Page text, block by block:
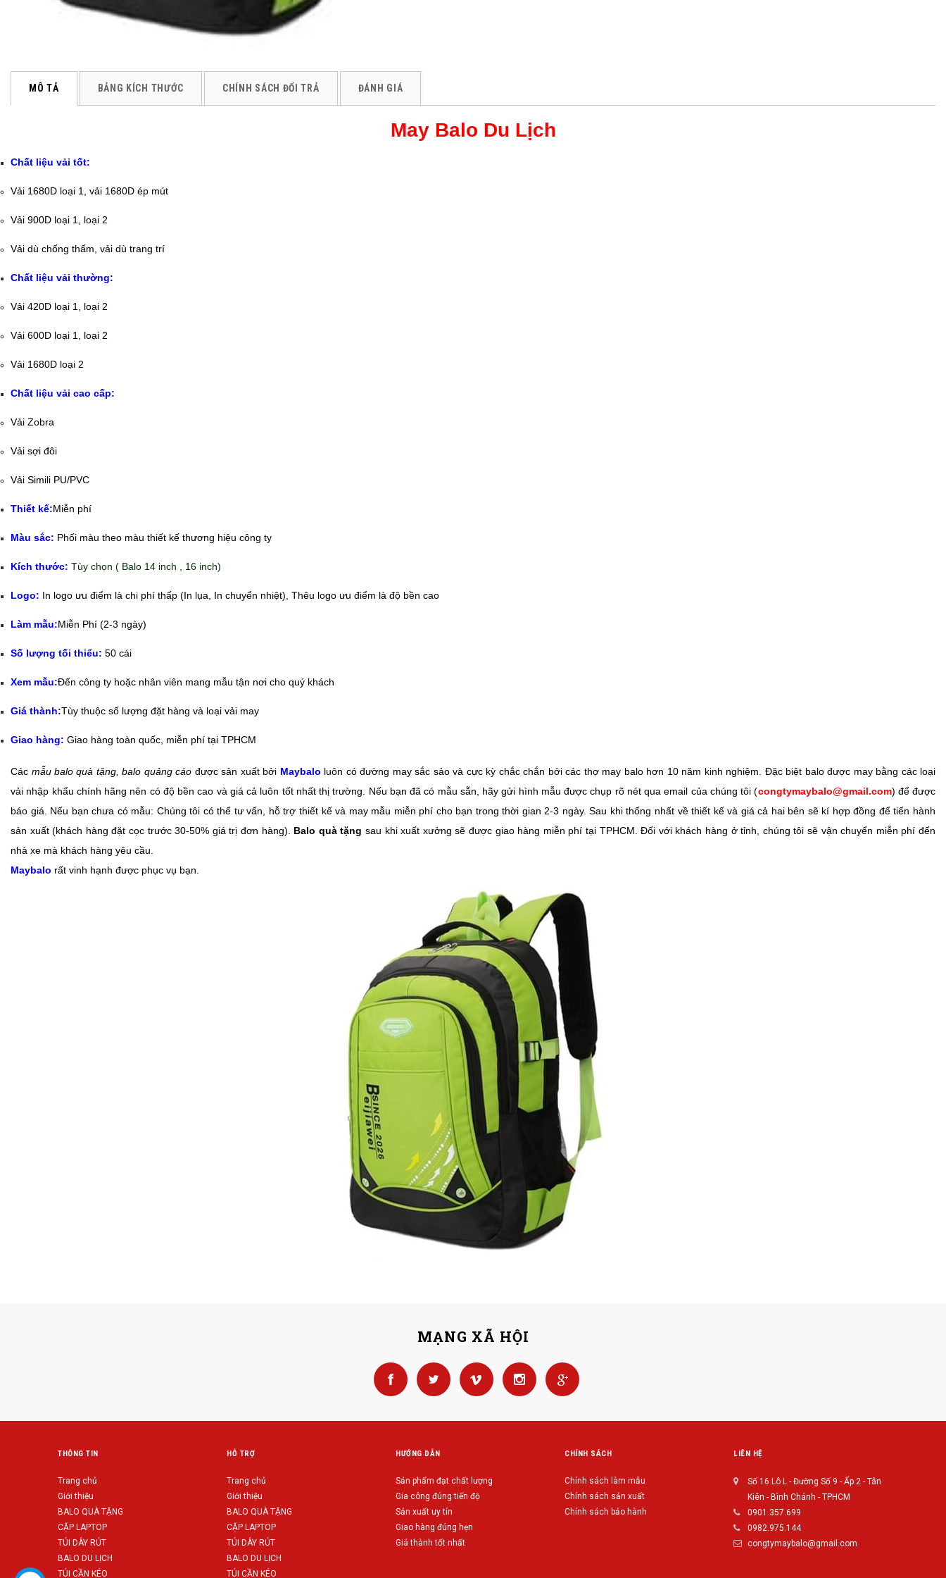
MÔ TẢ BẢNG KÍCH THƯỚC CHÍNH SÁCH ĐỔI TRẢ ĐÁNH GIÁ
May Balo Du Lịch
Chất liệu vải tốt:
Vải 1680D loại 1, vải 1680D ép mút
Vải 900D loại 1, loại 2
Vải dù chống thấm, vải dù trang trí
Chất liệu vải thường:
Vải 420D loại 1, loại 2
Vải 600D loại 1, loại 2
Vải 1680D loại 2
Chất liệu vải cao cấp:
Vải Zobra
Vải sợi đôi
Vải Simili PU/PVC
Thiết kế:Miễn phí
Màu sắc: Phối màu theo màu thiết kế thương hiệu công ty
Kích thước: Tùy chọn ( Balo 14 inch , 16 inch)
Logo: In logo ưu điểm là chi phí thấp (In lụa, In chuyển nhiệt), Thêu logo ưu điểm là độ bền cao
Làm mẫu:Miễn Phí (2-3 ngày)
Số lượng tối thiểu: 50 cái
Xem mẫu:Đến công ty hoặc nhân viên mang mẫu tận nơi cho quý khách
Giá thành:Tùy thuộc số lượng đặt hàng và loại vải may
Giao hàng: Giao hàng toàn quốc, miễn phí tại TPHCM
Các mẫu balo quà tặng, balo quảng cáo được sản xuất bởi Maybalo luôn có đường may sắc sảo và cực kỳ chắc chắn bởi các thợ may balo hơn 10 năm kinh nghiệm. Đặc biệt balo được may bằng các loại
vải nhập khẩu chính hãng nên có độ bền cao và giá cả luôn tốt nhất thị trường. Nếu bạn đã có mẫu sẵn, hãy gửi hình mẫu được chụp rõ nét qua email của chúng tôi (congtymaybalo@gmail.com) để được
báo giá. Nếu bạn chưa có mẫu: Chúng tôi có thể tư vấn, hỗ trợ thiết kế và may mẫu miễn phí cho bạn trong thời gian 2-3 ngày. Sau khi thống nhất về thiết kế và giá cả hai bên sẽ kí hợp đồng để tiến hành
sản xuất (khách hàng đặt cọc trước 30-50% giá trị đơn hàng). Balo quà tặng sau khi xuất xưởng sẽ được giao hàng miễn phí tại TPHCM. Đối với khách hàng ở tỉnh, chúng tôi sẽ vận chuyển miễn phí đến
nhà xe mà khách hàng yêu cầu.
Maybalo rất vinh hạnh được phục vụ bạn.
MẠNG XÃ HỘI
THÔNG TIN
Trang chủ
Giới thiệu
BALO QUÀ TẶNG
CẶP LAPTOP
TÚI DÂY RÚT
BALO DU LỊCH
TÚI CẦN KÉO
HỖ TRỢ
Trang chủ
Giới thiệu
BALO QUÀ TẶNG
CẶP LAPTOP
TÚI DÂY RÚT
BALO DU LỊCH
TÚI CẦN KÉO
HƯỚNG DẪN
Sản phẩm đạt chất lượng
Gia công đúng tiến độ
Sản xuất uy tín
Giao hàng đúng hẹn
Giá thành tốt nhất
CHÍNH SÁCH
Chính sách làm mẫu
Chính sách sản xuất
Chính sách bảo hành
LIÊN HỆ
Số 16 Lô L - Đường Số 9 - Ấp 2 - Tân
Kiên - Bình Chánh - TPHCM
0901.357.699
0982.975.144
congtymaybalo@gmail.com